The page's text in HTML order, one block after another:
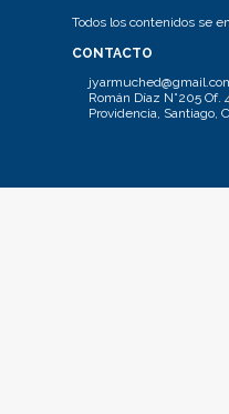
Todos los contenidos se
CONTACTO
Román Díaz N°205 Of.
Providencia, Santiago,